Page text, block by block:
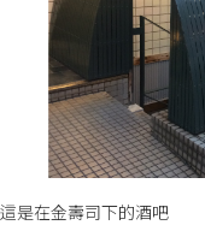
這是在金壽司下的酒吧